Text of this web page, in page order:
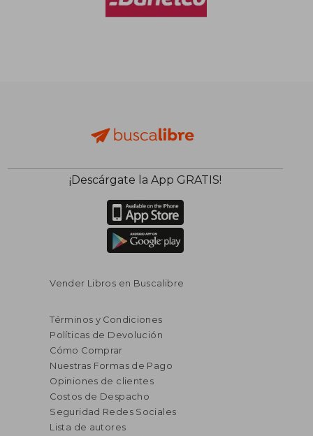
¡Descárgate la App GRATIS!
Vender Libros en Buscalibre
Términos y Condiciones
Políticas de Devolución
Cómo Comprar
Nuestras Formas de Pago
Opiniones de clientes
Costos de Despacho
Seguridad Redes Sociales
Lista de autores